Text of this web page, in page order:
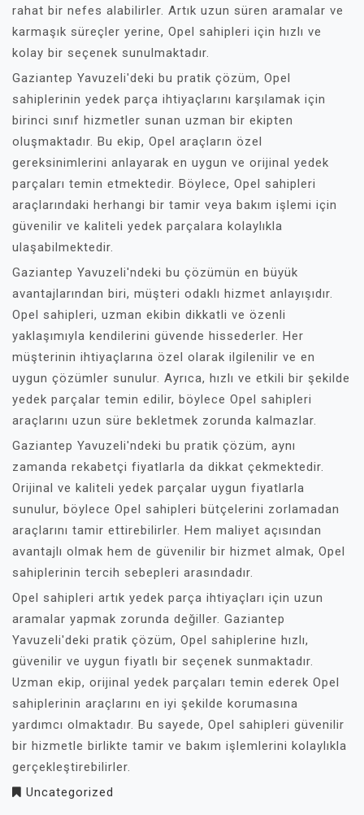
rahat bir nefes alabilirler. Artık uzun süren aramalar ve
karmaşık süreçler yerine, Opel sahipleri için hızlı ve
kolay bir seçenek sunulmaktadır.
Gaziantep Yavuzeli'deki bu pratik çözüm, Opel
sahiplerinin yedek parça ihtiyaçlarını karşılamak için
birinci sınıf hizmetler sunan uzman bir ekipten
oluşmaktadır. Bu ekip, Opel araçların özel
gereksinimlerini anlayarak en uygun ve orijinal yedek
parçaları temin etmektedir. Böylece, Opel sahipleri
araçlarındaki herhangi bir tamir veya bakım işlemi için
güvenilir ve kaliteli yedek parçalara kolaylıkla
ulaşabilmektedir.
Gaziantep Yavuzeli'ndeki bu çözümün en büyük
avantajlarından biri, müşteri odaklı hizmet anlayışıdır.
Opel sahipleri, uzman ekibin dikkatli ve özenli
yaklaşımıyla kendilerini güvende hissederler. Her
müşterinin ihtiyaçlarına özel olarak ilgilenilir ve en
uygun çözümler sunulur. Ayrıca, hızlı ve etkili bir şekilde
yedek parçalar temin edilir, böylece Opel sahipleri
araçlarını uzun süre bekletmek zorunda kalmazlar.
Gaziantep Yavuzeli'ndeki bu pratik çözüm, aynı
zamanda rekabetçi fiyatlarla da dikkat çekmektedir.
Orijinal ve kaliteli yedek parçalar uygun fiyatlarla
sunulur, böylece Opel sahipleri bütçelerini zorlamadan
araçlarını tamir ettirebilirler. Hem maliyet açısından
avantajlı olmak hem de güvenilir bir hizmet almak, Opel
sahiplerinin tercih sebepleri arasındadır.
Opel sahipleri artık yedek parça ihtiyaçları için uzun
aramalar yapmak zorunda değiller. Gaziantep
Yavuzeli'deki pratik çözüm, Opel sahiplerine hızlı,
güvenilir ve uygun fiyatlı bir seçenek sunmaktadır.
Uzman ekip, orijinal yedek parçaları temin ederek Opel
sahiplerinin araçlarını en iyi şekilde korumasına
yardımcı olmaktadır. Bu sayede, Opel sahipleri güvenilir
bir hizmetle birlikte tamir ve bakım işlemlerini kolaylıkla
gerçekleştirebilirler.
Uncategorized